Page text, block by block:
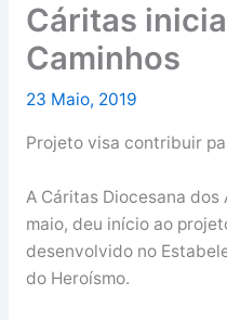
Cáritas
Caminhos
23 Maio, 2019
Projeto visa contribuir
A Cáritas Diocesana
maio, deu início ao
desenvolvido no
do Heroísmo.